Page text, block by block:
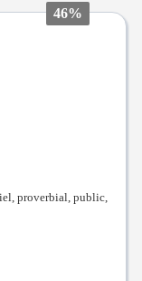
46%
proverbial, public,